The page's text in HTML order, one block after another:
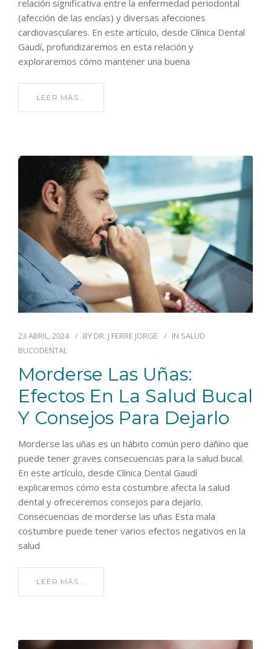
relación significativa entre la enfermedad periodontal
(afección de las encías) y diversas afecciones
cardiovasculares. En este artículo, desde Clínica Dental
Gaudí, profundizaremos en esta relación y
exploraremos cómo mantener una buena
LEER MÁS...
23 ABRIL, 2024 BY DR. J FERRE JORGE IN SALUD
BUCODENTAL
Morderse Las Uñas:
Efectos En La Salud Bucal
Y Consejos Para Dejarlo
Morderse las uñas es un hábito común pero dañino que
puede tener graves consecuencias para la salud bucal.
En este artículo, desde Clínica Dental Gaudí
explicaremos cómo esta costumbre afecta la salud
dental y ofreceremos consejos para dejarlo.
Consecuencias de morderse las uñas Esta mala
costumbre puede tener varios efectos negativos en la
salud
LEER MÁS...